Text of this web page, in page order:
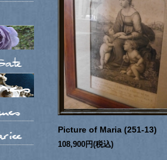
Picture of Maria (251-13)
108,900円(税込)